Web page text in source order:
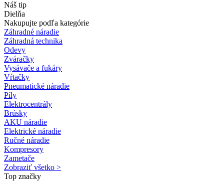
Náš tip
Dielňa
Nakupujte podľa kategórie
Záhradné náradie
Záhradná technika
Odevy
Zváračky
Vysávače a fukáry
Vŕtačky
Pneumatické náradie
Píly
Elektrocentrály
Brúsky
AKU náradie
Elektrické náradie
Ručné náradie
Kompresory
Zametače
Zobraziť všetko >
Top značky